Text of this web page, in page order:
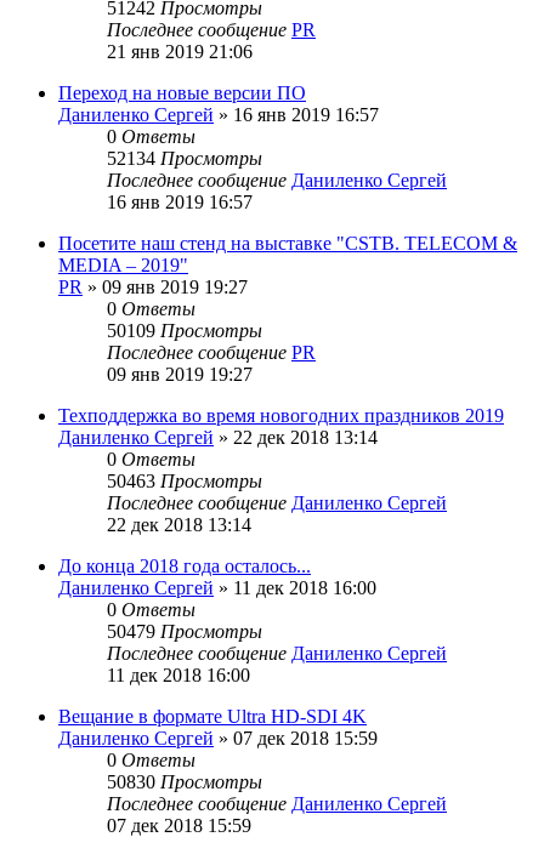
51242 Просмотры
Последнее сообщение PR
21 янв 2019 21:06
Переход на новые версии ПО
Даниленко Сергей » 16 янв 2019 16:57
0 Ответы
52134 Просмотры
Последнее сообщение Даниленко Сергей
16 янв 2019 16:57
Посетите наш стенд на выставке "CSTB. TELECOM &
MEDIA – 2019"
PR » 09 янв 2019 19:27
0 Ответы
50109 Просмотры
Последнее сообщение PR
09 янв 2019 19:27
Техподдержка во время новогодних праздников 2019
Даниленко Сергей » 22 дек 2018 13:14
0 Ответы
50463 Просмотры
Последнее сообщение Даниленко Сергей
22 дек 2018 13:14
До конца 2018 года осталось...
Даниленко Сергей » 11 дек 2018 16:00
0 Ответы
50479 Просмотры
Последнее сообщение Даниленко Сергей
11 дек 2018 16:00
Вещание в формате Ultra HD-SDI 4K
Даниленко Сергей » 07 дек 2018 15:59
0 Ответы
50830 Просмотры
Последнее сообщение Даниленко Сергей
07 дек 2018 15:59